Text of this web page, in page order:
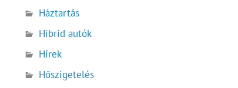
Háztartás
Hibrid autók
Hírek
Hőszigetelés